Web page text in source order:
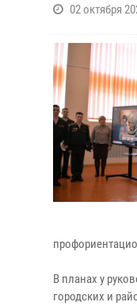
02 октября
В планах у
городских и